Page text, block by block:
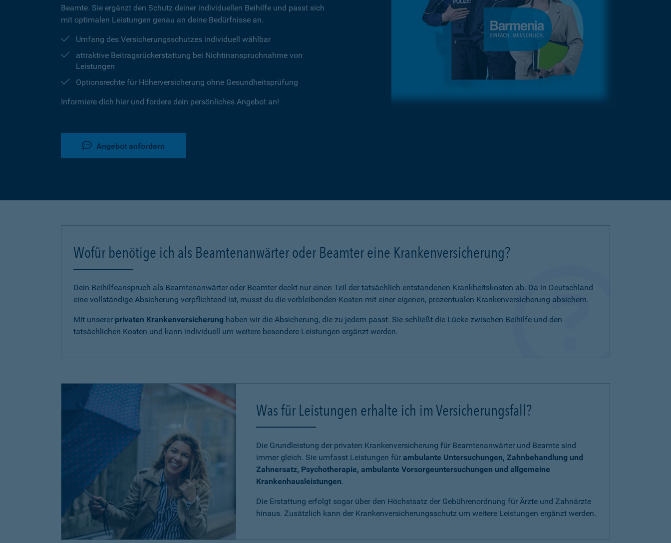
Beamte. Sie ergänzt den Schutz deiner individuellen Beihilfe und passt sich
mit optimalen Leistungen genau an deine Bedürfnisse an.
Umfang des Versicherungsschutzes individuell wählbar
attraktive Beitragsrückerstattung bei Nichtinanspruchnahme von
Leistungen
Optionsrechte für Höherversicherung ohne Gesundheitsprüfung
Informiere dich hier und fordere dein persönliches Angebot an!
Angebot anfordern
Wofür benötige ich als Beamtenanwärter oder Beamter eine Krankenversicherung?
Dein Beihilfeanspruch als Beamtenanwärter oder Beamter deckt nur einen Teil der tatsächlich entstandenen Krankheitskosten ab. Da in Deutschland
eine vollständige Absicherung verpflichtend ist, musst du die verbleibenden Kosten mit einer eigenen, prozentualen Krankenversicherung absichern.
Mit unserer privaten Krankenversicherung haben wir die Absicherung, die zu jedem passt. Sie schließt die Lücke zwischen Beihilfe und den
tatsächlichen Kosten und kann individuell um weitere besondere Leistungen ergänzt werden.
Was für Leistungen erhalte ich im Versicherungsfall?
Die Grundleistung der privaten Krankenversicherung für Beamtenanwärter und Beamte sind
immer gleich. Sie umfasst Leistungen für ambulante Untersuchungen, Zahnbehandlung und
Zahnersatz, Psychotherapie, ambulante Vorsorgeuntersuchungen und allgemeine
Krankenhausleistungen.
Die Erstattung erfolgt sogar über den Höchstsatz der Gebührenordnung für Ärzte und Zahnärzte
hinaus. Zusätzlich kann der Krankenversicherungsschutz um weitere Leistungen ergänzt werden.